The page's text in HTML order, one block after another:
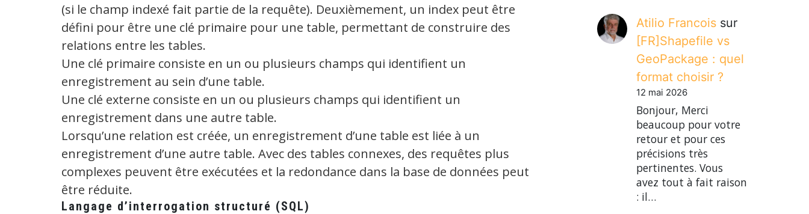
(si le champ indexé fait partie de la requête). Deuxièmement, un index peut être
défini pour être une clé primaire pour une table, permettant de construire des
relations entre les tables.
Une clé primaire consiste en un ou plusieurs champs qui identifient un
enregistrement au sein d’une table.
Une clé externe consiste en un ou plusieurs champs qui identifient un
enregistrement dans une autre table.
Lorsqu’une relation est créée, un enregistrement d’une table est liée à un
enregistrement d’une autre table. Avec des tables connexes, des requêtes plus
complexes peuvent être exécutées et la redondance dans la base de données peut
être réduite.
Langage d’interrogation structuré (SQL)
Atilio Francois sur
[FR]Shapefile vs
GeoPackage : quel
format choisir ?
12 mai 2026
Bonjour, Merci
beaucoup pour votre
retour et pour ces
précisions très
pertinentes. Vous
avez tout à fait raison
: il…